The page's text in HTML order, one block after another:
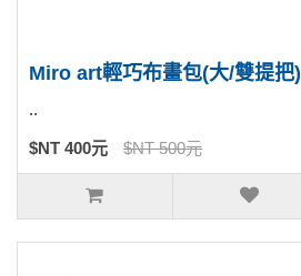
Miro art輕巧布畫包(大/雙提把)
..
$NT 400元 $NT 500元